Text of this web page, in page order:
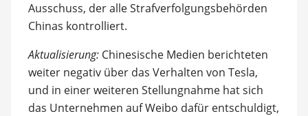
Ausschuss, der alle Strafverfolgungsbehörden
Chinas kontrolliert.
Aktualisierung:Chinesische Medien berichteten
weiter negativ über das Verhalten von Tesla,
und in einer weiteren Stellungnahme hat sich
das Unternehmen auf Weibo dafür entschuldigt,